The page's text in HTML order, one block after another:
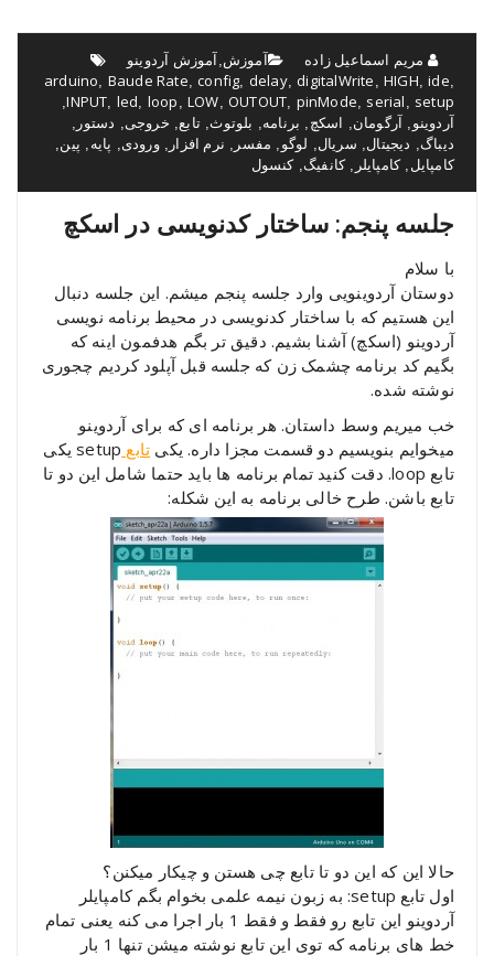
مریم اسماعیل زاده آموزش آموزش آردوینو
arduino Baude Rate ,config delay,digitalWrite HIGH ,ide
INPUT led loop LOW OUTOUT pinMode serial setup
,
آردوینو آرگومان اسکچ برنامه بلوتوث,تابع خروجی دستور
دیباگ دیجیتال سریال لوگو مفسر نرم افزار ,ورودی پایه پین
کامپایل ,کامپایلر ,کانفیگ ,کنسول
جلسه پنجم: ساختار کدنویسی در اسکچ
با سلام
دوستان آردوینویی وارد جلسه پنجم میشم. این جلسه دنبال
این هستیم که با ساختار کدنویسی در محیط برنامه نویسی
آردوینو (اسکچ) آشنا بشیم. دقیق تر بگم هدفمون اینه که
بگیم کد برنامه چشمک زن که جلسه قبل آپلود کردیم چجوری
نوشته شده.
خب میریم وسط داستان. هر برنامه ای که برای آردوینو
میخوایم بنویسیم دو قسمت مجزا داره. یکی تابع
setup یکی
تابع loop. دقت کنید تمام برنامه ها باید حتما شامل این دو تا
تابع باشن. طرح خالی برنامه به این شکله:
حالا این که این دو تا تابع چی هستن و چیکار میکنن؟
اول تابع setup: به زبون نیمه علمی بخوام بگم کامپایلر
آردوینو این تابع رو فقط و فقط 1 بار اجرا می کنه یعنی تمام
خط های برنامه که توی این تابع نوشته میشن تنها 1 بار